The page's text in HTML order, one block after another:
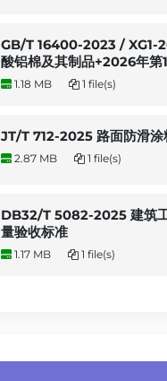
GB/T 16400-2023 / XG1-
酸铝棉及其制品+2026年第
1.18 MB 1 file(s)
JT/T 712-2025 路面防滑涂
2.87 MB 1 file(s)
DB32/T 5082-2025 建筑
量验收标准
1.17 MB 1 file(s)